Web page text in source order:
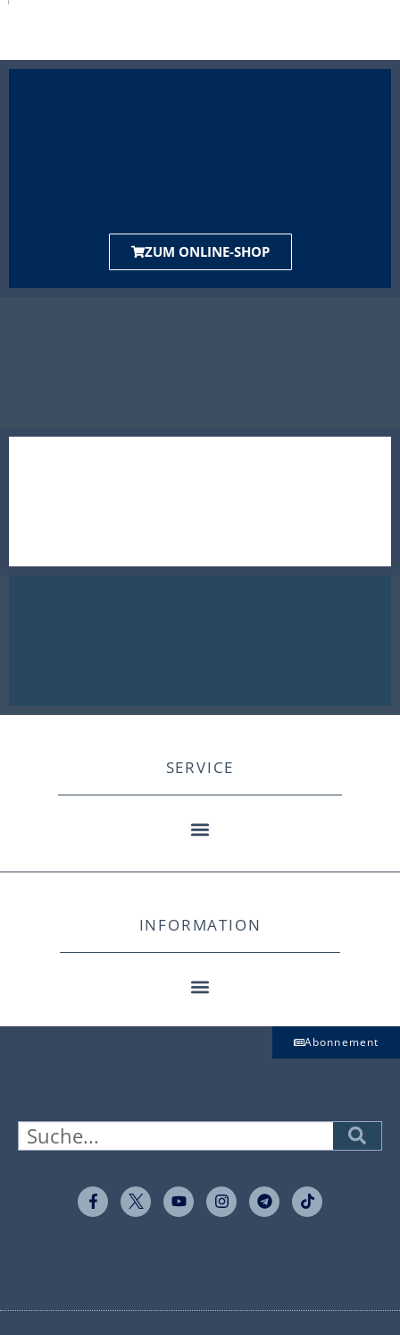
ZUM ONLINE-SHOP
SERVICE
INFORMATION
Abonnement